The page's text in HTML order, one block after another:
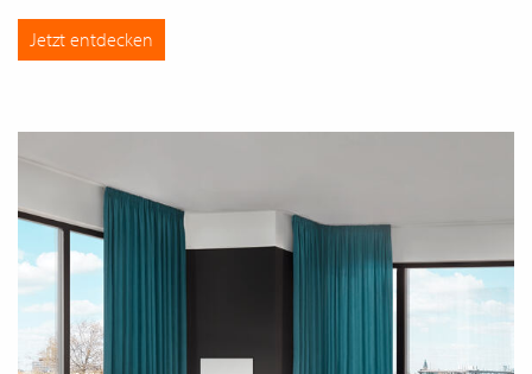
Jetzt entdecken